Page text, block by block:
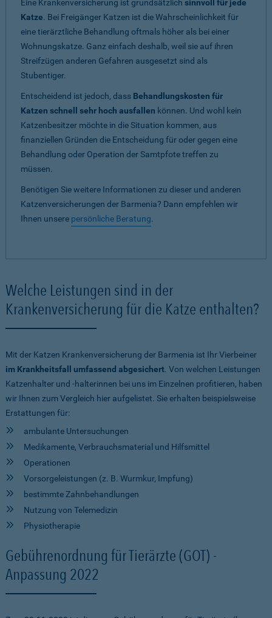
Eine Krankenversicherung ist grundsätzlich sinnvoll für jede
Katze. Bei Freigänger Katzen ist die Wahrscheinlichkeit für
eine tierärztliche Behandlung oftmals höher als bei einer
Wohnungskatze. Ganz einfach deshalb, weil sie auf ihren
Streifzügen anderen Gefahren ausgesetzt sind als
Stubentiger.
Entscheidend ist jedoch, dass Behandlungskosten für
Katzen schnell sehr hoch ausfallen können. Und wohl kein
Katzenbesitzer möchte in die Situation kommen, aus
finanziellen Gründen die Entscheidung für oder gegen eine
Behandlung oder Operation der Samtpfote treffen zu
müssen.
Benötigen Sie weitere Informationen zu dieser und anderen
Katzenversicherungen der Barmenia? Dann empfehlen wir
Ihnen unsere persönliche Beratung.
Welche Leistungen sind in der
Krankenversicherung für die Katze enthalten?
Mit der Katzen Krankenversicherung der Barmenia ist Ihr Vierbeiner
im Krankheitsfall umfassend abgesichert. Von welchen Leistungen
Katzenhalter und -halterinnen bei uns im Einzelnen profitieren, haben
wir Ihnen zum Vergleich hier aufgelistet. Sie erhalten beispielsweise
Erstattungen für:
ambulante Untersuchungen
Medikamente, Verbrauchsmaterial und Hilfsmittel
Operationen
Vorsorgeleistungen (z. B. Wurmkur, Impfung)
bestimmte Zahnbehandlungen
Nutzung von Telemedizin
Physiotherapie
Gebührenordnung für Tierärzte (GOT) -
Anpassung 2022